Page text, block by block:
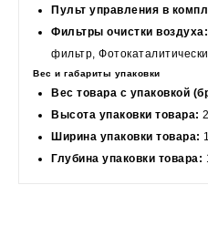
Пульт управления в
Фильтры очистки воздуха:
фильтр,
Вес и габариты упаковки
Вес товара с упаковкой
Высота упаковки товара:
Ширина упаковки товара:
Глубина упаковки товара: